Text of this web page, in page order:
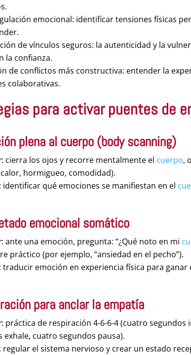
emocional: identificar tensiones físicas
de vínculos seguros: la autenticidad y la
la confianza.
de conflictos más constructiva: entender la
colaborativas.
para activar puentes de
plena al cuerpo (body scanning)
: cierra los ojos y recorre mentalmente el cuerpo,
hormigueo, comodidad).
: identificar qué emociones se manifiestan en el
emocional somático
: ante una emoción, pregunta: “¿Qué noto en mi
práctico (por ejemplo, “ansiedad en el pecho”).
: traducir emoción en experiencia física para
para anclar la empatía
: práctica de respiración 4-6-6-4 (cuatro segundos
exhale, cuatro segundos pausa).
: regular el sistema nervioso y crear un estado